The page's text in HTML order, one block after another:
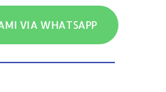
VIA WHATSAPP